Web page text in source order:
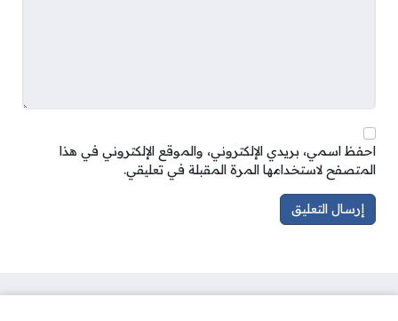
احفظ اسمي، بريدي الإلكتروني، والموقع الإلكتروني في هذا
المتصفح لاستخدامها المرة المقبلة في تعليقي.